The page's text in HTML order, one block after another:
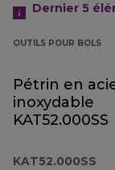
Dernier 5
OUTILS POUR BOLS
Pétrin en
inoxydable
KAT52.000SS
KAT52.000SS